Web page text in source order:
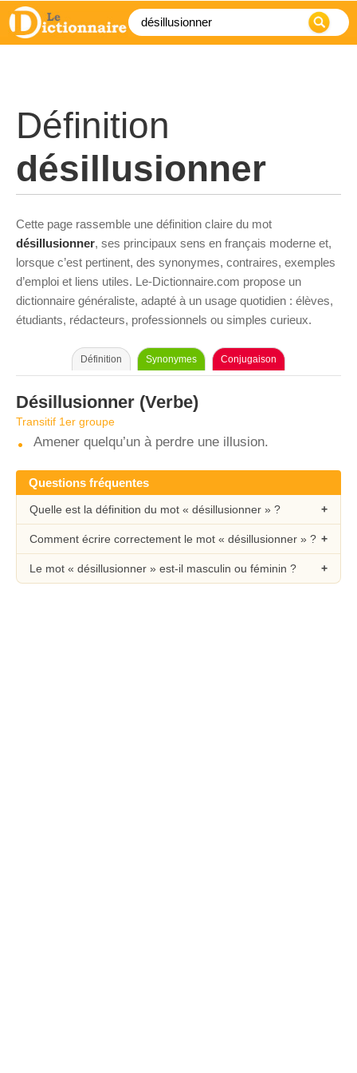
Définition
désillusionner
Cette page rassemble une définition claire du mot
désillusionner, ses principaux sens en français moderne et,
lorsque c’est pertinent, des synonymes, contraires, exemples
d’emploi et liens utiles. Le-Dictionnaire.com propose un
dictionnaire généraliste, adapté à un usage quotidien : élèves,
étudiants, rédacteurs, professionnels ou simples curieux.
Définition Synonymes Conjugaison
Désillusionner (Verbe)
Transitif 1er groupe
Amener quelqu’un à perdre une illusion.
Questions fréquentes
Quelle est la définition du mot « désillusionner » ?
Comment écrire correctement le mot « désillusionner » ?
Le mot « désillusionner » est-il masculin ou féminin ?